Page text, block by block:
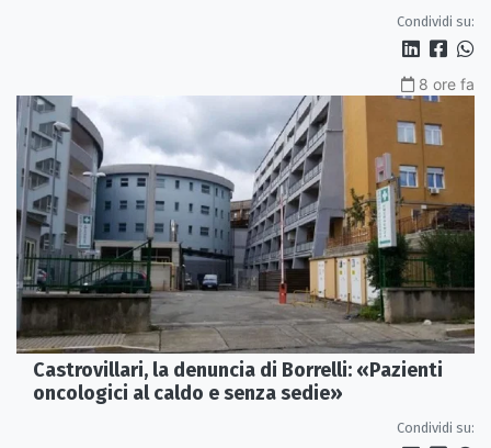
Condividi su:
8 ore fa
Castrovillari, la denuncia di Borrelli: «Pazienti
oncologici al caldo e senza sedie»
Condividi su: